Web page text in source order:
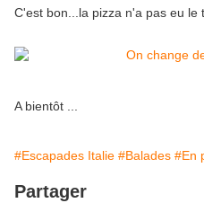
C'est bon...la pizza n'a pas eu le
A bientôt ...
#Escapades Italie #Balades #En
Partager